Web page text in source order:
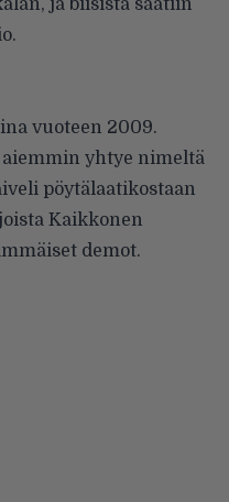
ja biisistä saatiin
vuoteen 2009.
yhtye nimeltä
pöytälaatikostaan
Kaikkonen
demot.